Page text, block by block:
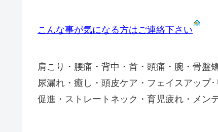
こんな事が気になる方はご連絡下さい
肩こり・腰痛・背中・首・頭痛・腕・骨盤
尿漏れ・癒し・頭皮ケア・フェイスアップ
促進・ストレートネック・育児疲れ・メン